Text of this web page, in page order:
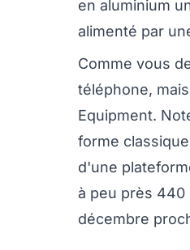
en aluminium
alimenté par
Comme vous
téléphone,
Equipment.
forme
d'une
à peu près 440
décembre